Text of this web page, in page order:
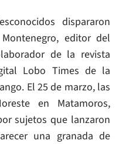
dispararon
editor del
de la revista
Lobo Times de la
El 25 de marzo, las
en Matamoros,
sujetos que lanzaron
una granada de